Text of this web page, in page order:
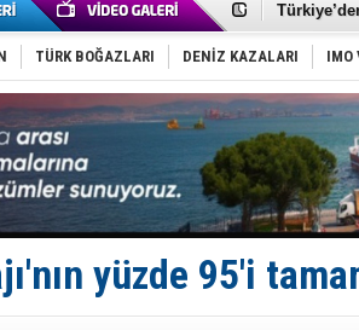
‘14.
Taksi
TÜRKLİM
SOCAR da
Dünyanın
Keşfedildi:
D-Marin,
TÜRK BOĞAZLARI DENİZ KAZALARI IMO
yüzde 95'i